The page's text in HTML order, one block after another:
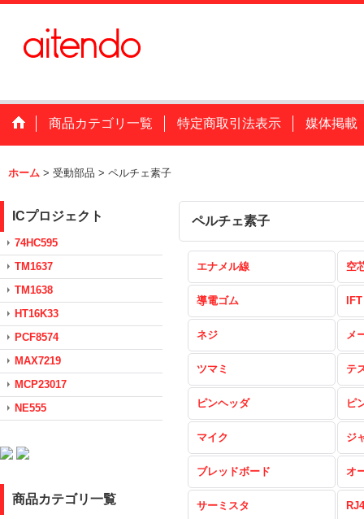
商品カテゴリ一覧 特定商取引法表示 媒体掲載
ホーム > 受動部品 > ペルチェ素子
ICプロジェクト
74HC595
TM1637
TM1638
HT16K33
PCF8574
MAX7219
MCP23017
NE555
商品カテゴリ一覧
ペルチェ素子
エナメル線 空
導電ゴム IFT
ネジ メ
ツマミ テ
ピンヘッダ ピ
マイク ジ
ブレッドボード オ
サーミスタ